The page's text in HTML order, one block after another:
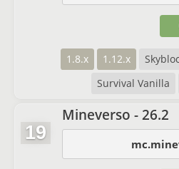
1.8.x 1.12.x
Survival Vanilla
19
Mineverso - 26.2